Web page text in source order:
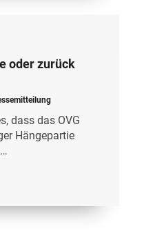
oder zurück
dass das OVG
Hängepartie